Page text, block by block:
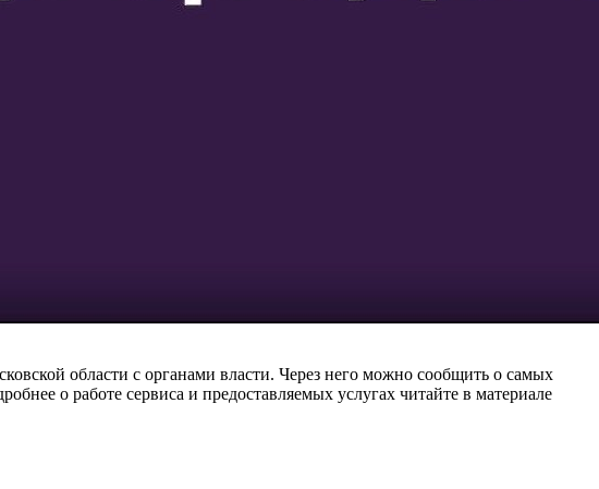
области с органами власти. Через него можно сообщить о самых
о работе сервиса и предоставляемых услугах читайте в материале